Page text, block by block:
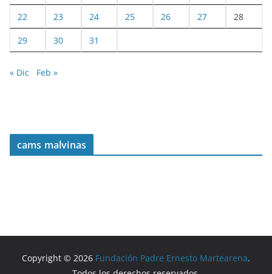
22 23 24 25 26 27 28
29 30 31
« Dic Feb »
cams malvinas
Copyright © 2026 Fundación Padre Ernesto Martearena.